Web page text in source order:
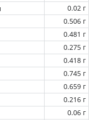
0.02 г
0.506 г
0.481 г
0.275 г
0.418 г
0.745 г
0.659 г
0.216 г
0.06 г